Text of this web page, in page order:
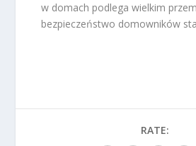
w domach podlega wielkim
bezpieczeństwo domowników
RATE: